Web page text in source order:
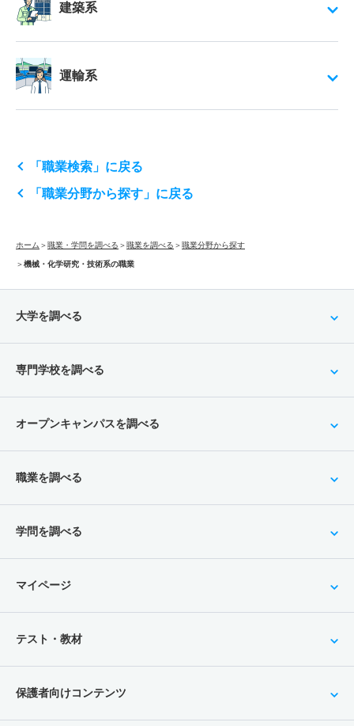
建築系
運輸系
「職業検索」に戻る
「職業分野から探す」に戻る
ホーム ＞職業・学問を調べる ＞職業を調べる ＞職業分野から探す
＞機械・化学研究・技術系の職業
大学を調べる
専門学校を調べる
オープンキャンパスを調べる
職業を調べる
学問を調べる
マイページ
テスト・教材
保護者向けコンテンツ